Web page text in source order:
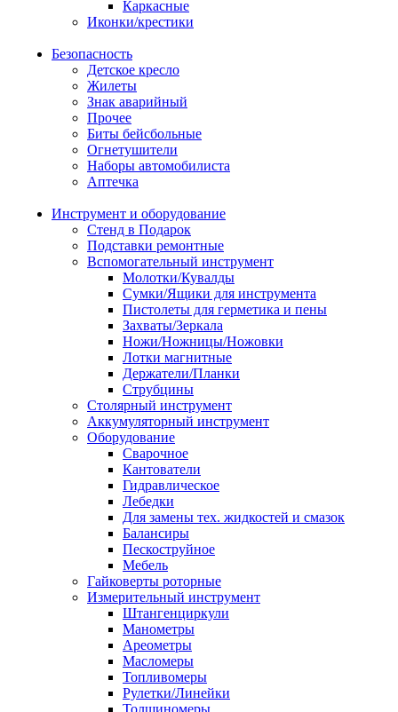
Каркасные
Иконки/крестики
Безопасность
Детское кресло
Жилеты
Знак аварийный
Прочее
Биты бейсбольные
Огнетушители
Наборы автомобилиста
Аптечка
Инструмент и оборудование
Стенд в Подарок
Подставки ремонтные
Вспомогательный инструмент
Молотки/Кувалды
Сумки/Ящики для инструмента
Пистолеты для герметика и пены
Захваты/Зеркала
Ножи/Ножницы/Ножовки
Лотки магнитные
Держатели/Планки
Струбцины
Столярный инструмент
Аккумуляторный инструмент
Оборудование
Сварочное
Кантователи
Гидравлическое
Лебедки
Для замены тех. жидкостей и смазок
Балансиры
Пескоструйное
Мебель
Гайковерты роторные
Измерительный инструмент
Штангенциркули
Манометры
Ареометры
Масломеры
Топливомеры
Рулетки/Линейки
Толщиномеры